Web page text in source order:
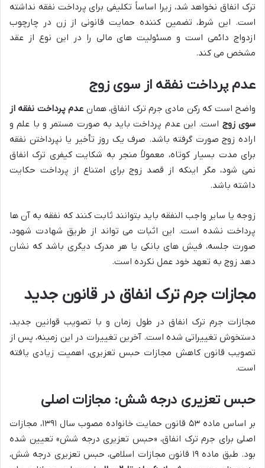
ترک انفاق نخواهد شد، زیرا اساساً تکلیفی برای پرداخت نفقه نداشته
است. این شرط، تضمین کننده حمایت قانونی از زن در چارچوب
ازدواج دائمی است و مسئولیت های مالی را در این نوع از عقد
مشخص می کند.
عدم پرداخت نفقه از سوی زوج
واضح است که رکن مادی جرم ترک انفاق، همان عدم پرداخت نفقه از
سوی زوج است. این عدم پرداخت باید به صورت مستمر و با علم و
اراده زوج صورت گرفته باشد. صرف یک روز تأخیر یا نپرداختن نفقه
برای مدت بسیار کوتاه، معمولاً منجر به شکایت کیفری ترک انفاق
نمی شود، مگر اینکه از قصد زوج برای امتناع از پرداخت حکایت
داشته باشد.
زوجه یا سایر واجب النفقه باید بتوانند ثابت کنند که نفقه به آن ها
پرداخت نشده است. این اثبات می تواند از طریق شهادت شهود،
صورت جلسه، فیش های بانکی یا هر مدرک دیگری باشد که نشان
دهد زوج به تعهد خود عمل نکرده است.
مجازات جرم ترک انفاق در قانون جدید
مجازات جرم ترک انفاق در طول زمان و با تصویب قوانین جدید،
دستخوش تغییراتی شده است. آخرین تغییرات در این زمینه، پس از
تصویب قانون کاهش مجازات حبس تعزیری، اهمیت زیادی یافته
است.
حبس تعزیری درجه شش: مجازات اصلی
بر اساس ماده ۵۳ قانون حمایت خانواده مصوب سال ۱۳۹۱، مجازات
اصلی برای جرم ترک انفاق، «حبس تعزیری درجه شش» تعیین شده
بود. طبق ماده ۱۹ قانون مجازات اسلامی، حبس تعزیری درجه شش،